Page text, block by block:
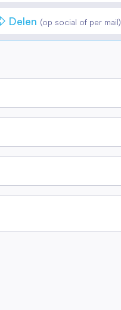
Delen (op social of per mail)